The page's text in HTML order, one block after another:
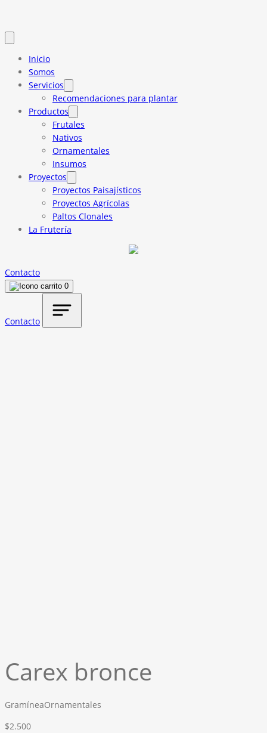
Inicio
Somos
Servicios
Recomendaciones para plantar
Productos
Frutales
Nativos
Ornamentales
Insumos
Proyectos
Proyectos Paisajísticos
Proyectos Agrícolas
Paltos Clonales
La Frutería
Contacto
0
Contacto
Carex bronce
GramíneaOrnamentales
$2.500